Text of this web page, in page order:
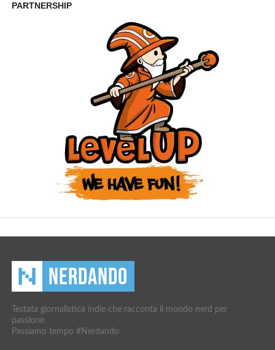
PARTNERSHIP
Testata giornalistica indie che racconta il mondo nerd per
passione.
Passiamo tempo #Nerdando